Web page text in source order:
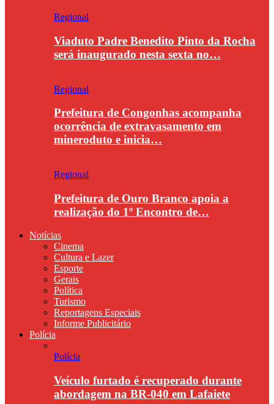
Regional
Viaduto Padre Benedito Pinto da Rocha
será inaugurado nesta sexta no…
Regional
Prefeitura de Congonhas acompanha
ocorrência de extravasamento em
mineroduto e inicia…
Regional
Prefeitura de Ouro Branco apoia a
realização do 1º Encontro de…
Notícias
Cinema
Cultura e Lazer
Esporte
Gerais
Política
Turismo
Reportagens Especiais
Informe Publicitário
Polícia
Polícia
Veículo furtado é recuperado durante
abordagem na BR-040 em Lafaiete